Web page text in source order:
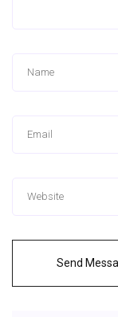
Send